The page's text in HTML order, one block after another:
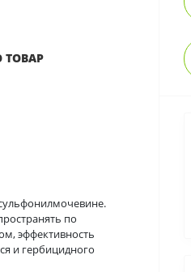
по
эффективность
и гербицидного